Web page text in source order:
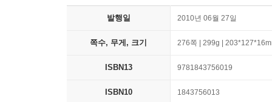
발행일 2010년 06월 27일
쪽수, 무게, 크기 276쪽 | 299g |
ISBN13 9781843756019
ISBN10 1843756013